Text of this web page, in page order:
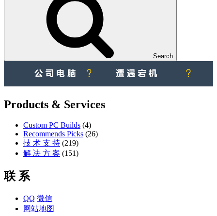
Search
Products & Services
Custom PC Builds (4)
Recommends Picks (26)
技 术 支 持 (219)
解 决 方 案 (151)
联 系
QQ 微信
网站地图